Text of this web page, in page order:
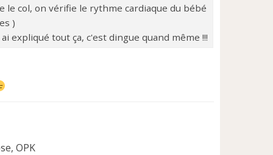
le col, on vérifie le rythme cardiaque du bébé
)
expliqué tout ça, c'est dingue quand même !!!
OPK